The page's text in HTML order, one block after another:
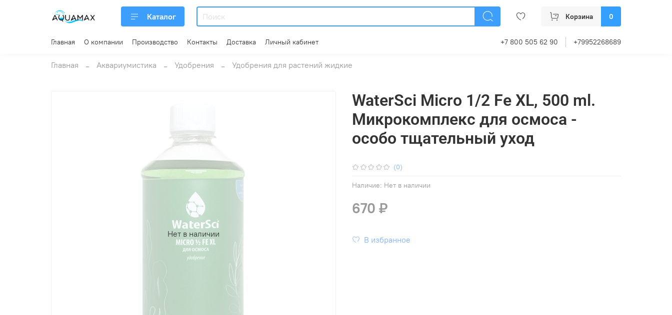
Каталог Корзина 0
Главная О компании Производство Контакты Доставка Личный кабинет +7 800 505 62 90 +79952268689
Главная Аквариумистика Удобрения Удобрения для растений жидкие
Нет в наличии
(0)
Наличие: Нет в наличии
WaterSci Micro 1/2 Fe XL, 500 ml.
Микрокомплекс для осмоса -
особо тщательный уход
670 ₽
В избранное